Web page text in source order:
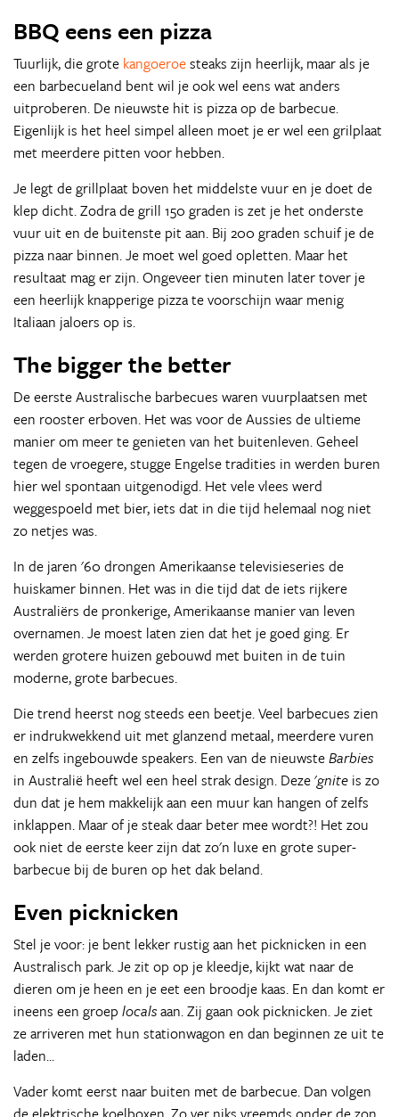
BBQ eens een pizza
Tuurlijk, die grote kangoeroesteaks zijn heerlijk, maar als je
een barbecueland bent wil je ook wel eens wat anders
uitproberen. De nieuwste hit is pizza op de barbecue.
Eigenlijk is het heel simpel alleen moet je er wel een grilplaat
met meerdere pitten voor hebben.
Je legt de grillplaat boven het middelste vuur en je doet de
klep dicht. Zodra de grill 150 graden is zet je het onderste
vuur uit en de buitenste pit aan. Bij 200 graden schuif je de
pizza naar binnen. Je moet wel goed opletten. Maar het
resultaat mag er zijn. Ongeveer tien minuten later tover je
een heerlijk knapperige pizza te voorschijn waar menig
Italiaan jaloers op is.
The bigger the better
De eerste Australische barbecues waren vuurplaatsen met
een rooster erboven. Het was voor de Aussies de ultieme
manier om meer te genieten van het buitenleven. Geheel
tegen de vroegere, stugge Engelse tradities in werden buren
hier wel spontaan uitgenodigd. Het vele vlees werd
weggespoeld met bier, iets dat in die tijd helemaal nog niet
zo netjes was.
In de jaren '60 drongen Amerikaanse televisieseries de
huiskamer binnen. Het was in die tijd dat de iets rijkere
Australiërs de pronkerige, Amerikaanse manier van leven
overnamen. Je moest laten zien dat het je goed ging. Er
werden grotere huizen gebouwd met buiten in de tuin
moderne, grote barbecues.
Die trend heerst nog steeds een beetje. Veel barbecues zien
er indrukwekkend uit met glanzend metaal, meerdere vuren
en zelfs ingebouwde speakers. Een van de nieuwsteBarbies
in Australië heeft wel een heel strak design. Deze 'gnite is zo
dun dat je hem makkelijk aan een muur kan hangen of zelfs
inklappen. Maar of je steak daar beter mee wordt?! Het zou
ook niet de eerste keer zijn dat zo'n luxe en grote super-
barbecue bij de buren op het dak beland.
Even picknicken
Stel je voor: je bent lekker rustig aan het picknicken in een
Australisch park. Je zit op op je kleedje, kijkt wat naar de
dieren om je heen en je eet een broodje kaas. En dan komt er
ineens een groep localsaan. Zij gaan ook picknicken. Je ziet
ze arriveren met hun stationwagon en dan beginnen ze uit te
laden...
Vader komt eerst naar buiten met de barbecue. Dan volgen